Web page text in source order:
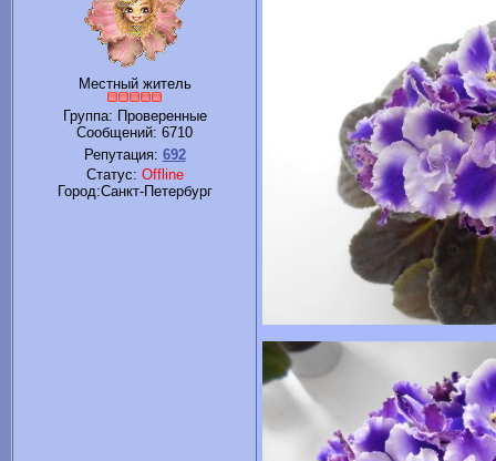
Местный житель
Группа: Проверенные
Сообщений: 6710
Репутация: 692
Статус: Offline
Город:Санкт-Петербург